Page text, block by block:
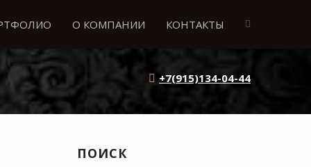
О КОМПАНИИ КОНТАКТЫ
+7(915)134-04-44
ПОИСК